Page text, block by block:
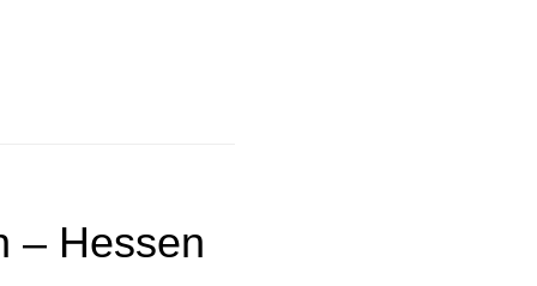
– Hessen